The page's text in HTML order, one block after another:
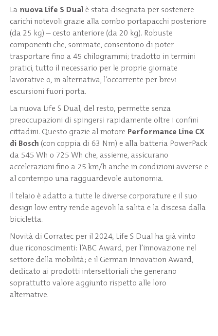
La nuova Life S Dual è stata disegnata per sostenere
carichi notevoli grazie alla combo portapacchi posteriore
(da 25 kg) – cesto anteriore (da 20 kg). Robuste
componenti che, sommate, consentono di poter
trasportare fino a 45 chilogrammi; tradotto in termini
pratici, tutto il necessario per le proprie giornate
lavorative o, in alternativa, l’occorrente per brevi
escursioni fuori porta.
La nuova Life S Dual, del resto, permette senza
preoccupazioni di spingersi rapidamente oltre i confini
cittadini. Questo grazie al motore Performance Line CX
di Bosch (con coppia di 63 Nm) e alla batteria PowerPack
da 545 Wh o 725 Wh che, assieme, assicurano
accelerazioni fino a 25 km/h anche in condizioni avverse e
al contempo una ragguardevole autonomia.
Il telaio è adatto a tutte le diverse corporature e il suo
design low entry rende agevoli la salita e la discesa dalla
bicicletta.
Novità di Corratec per il 2024, Life S Dual ha già vinto
due riconoscimenti: l’ABC Award, per l’innovazione nel
settore della mobilità; e il German Innovation Award,
dedicato ai prodotti intersettoriali che generano
soprattutto valore aggiunto rispetto alle loro
alternative.